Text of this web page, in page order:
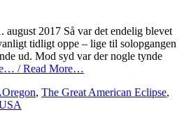
august 2017 Så var det endelig blevet
tidligt oppe – lige til solopgangen
ud. Mod syd var der nogle tynde
/ Read More…
Tags
Oregon, The Great American Eclipse,